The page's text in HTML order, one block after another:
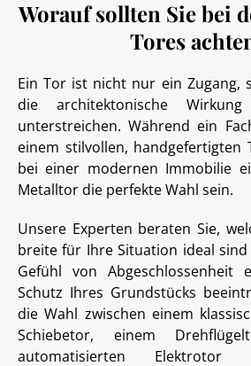
Worauf sollten Sie bei
Tores
Ein Tor ist nicht nur ein Zugang,
die architektonische
unterstreichen. Während ein
einem stilvollen,
bei einer modernen Immobilie
Metalltor die perfekte Wahl sein.
Unsere Experten beraten Sie,
breite für Ihre Situation ideal
Gefühl von Abgeschlossenheit
Schutz Ihres Grundstücks
die Wahl zwischen einem
Schiebetor, einem
automatisierten Elektrotor